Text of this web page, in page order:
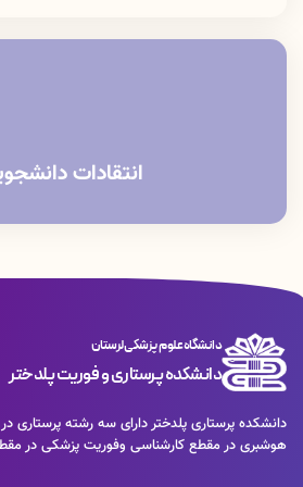
poldokhtar.nursing
انتقادات
دانشگاه علوم پزشکی لرستان
دانشکده پرستاری و فوریت پلدختر
دانشکده پرستاری پلدختر دارای سه رشته پرستاری
هوشبری در مقطع کارشناسی وفوریت پزشکی در